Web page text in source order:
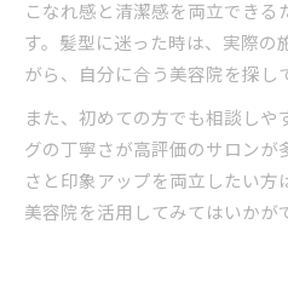
こなれ感と清潔感を両立でき
す。髪型に迷った時は、実際の
がら、自分に合う美容院を探し
また、初めての方でも相談し
グの丁寧さが高評価のサロンが
さと印象アップを両立したい
美容院を活用してみてはいかが